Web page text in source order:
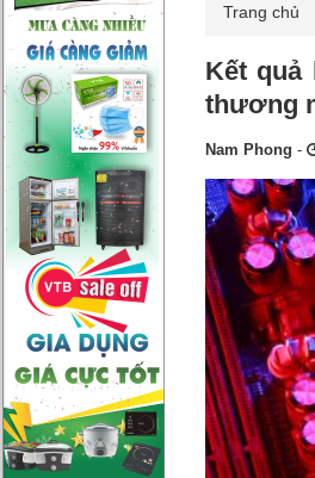
Trang chủ
Kết quả
thương
Nam Phong -